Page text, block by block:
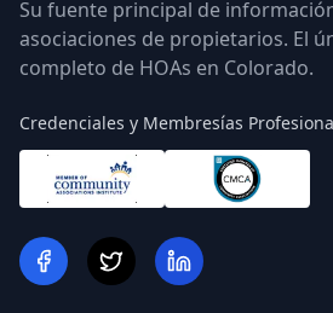
Su fuente principal de
asociaciones de propietarios. El
completo de HOAs en Colorado.
Credenciales y Membresías